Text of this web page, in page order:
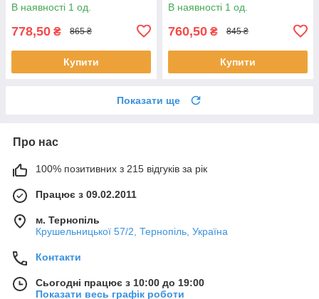
В наявності 1 од.
778,50 ₴ 865 ₴
Купити
В наявності 1 од.
760,50 ₴ 845 ₴
Купити
Показати ще
Про нас
100% позитивних з 215 відгуків за рік
Працює з 09.02.2011
м. Тернопіль
Крушельницької 57/2, Тернопіль, Україна
Контакти
Сьогодні працює з 10:00 до 19:00
Показати весь графік роботи